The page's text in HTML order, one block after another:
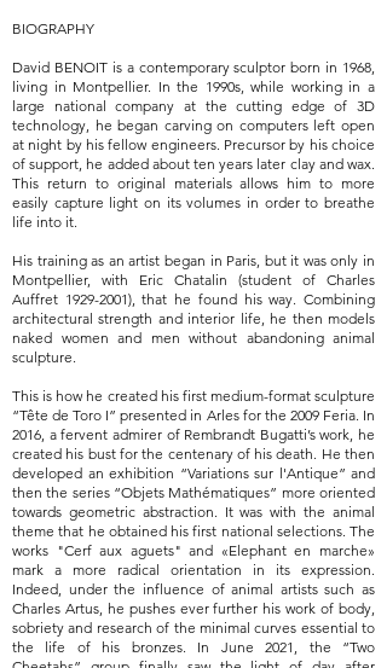
BIOGRAPHY
David BENOIT is a contemporary sculptor born in 1968,
living in Montpellier. In the 1990s, while working in a
large national company at the cutting edge of 3D
technology, he began carving on computers left open
at night by his fellow engineers. Precursor by his choice
of support, he added about ten years later clay and wax.
This return to original materials allows him to more
easily capture light on its volumes in order to breathe
life into it.
His training as an artist began in Paris, but it was only in
Montpellier, with Eric Chatalin (student of Charles
Auffret 1929-2001), that he found his way. Combining
architectural strength and interior life, he then models
naked women and men without abandoning animal
sculpture.
This is how he created his first medium-format sculpture
“Tête de Toro I” presented in Arles for the 2009 Feria. In
2016, a fervent admirer of Rembrandt Bugatti’s work, he
created his bust for the centenary of his death. He then
developed an exhibition “Variations sur l'Antique” and
then the series “Objets Mathématiques” more oriented
towards geometric abstraction. It was with the animal
theme that he obtained his first national selections. The
works "Cerf aux aguets" and «Elephant en marche»
mark a more radical orientation in its expression.
Indeed, under the influence of animal artists such as
Charles Artus, he pushes ever further his work of body,
sobriety and research of the minimal curves essential to
the life of his bronzes. In June 2021, the “Two